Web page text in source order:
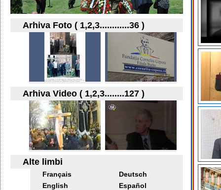
Arhiva Foto ( 1,2,3............36 )
Arhiva Video ( 1,2,3........127 )
Alte limbi
Français
Deutsch
English
Español